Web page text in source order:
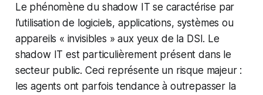
Le phénomène du shadow IT se caractérise par
l’utilisation de logiciels, applications, systèmes ou
appareils « invisibles » aux yeux de la DSI. Le
shadow IT est particulièrement présent dans le
secteur public. Ceci représente un risque majeur :
les agents ont parfois tendance à outrepasser la